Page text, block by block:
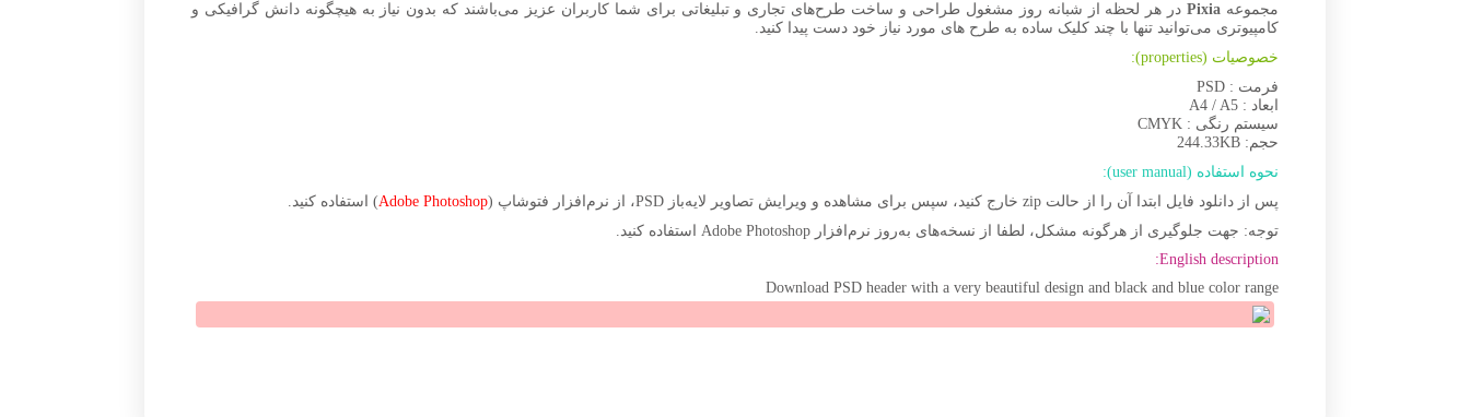
مجموعه Pixia در هر لحظه از شبانه روز مشغول طراحی و ساخت طرح‌های تجاری و تبلیغاتی برای شما کاربران عزیز می‌باشند که بدون نیاز به هیچگونه دانش گرافیکی و
کامپیوتری می‌توانید تنها با چند کلیک ساده به طرح های مورد نیاز خود دست پیدا کنید.
خصوصیات (properties):
فرمت : PSD
ابعاد : A4 / A5
سیستم رنگی : CMYK
حجم: 244.33KB
نحوه استفاده (user manual):
پس از دانلود فایل ابتدا آن را از حالت zip خارج کنید، سپس برای مشاهده و ویرایش تصاویر لایه‌باز PSD، از نرم‌افزار فتوشاپ (
Adobe Photoshop) استفاده کنید.
توجه: جهت جلوگیری از هرگونه مشکل، لطفا از نسخه‌های به‌روز نرم‌افزار Adobe Photoshop استفاده کنید.
English description:
Download PSD header with a very beautiful design and black and blue color range